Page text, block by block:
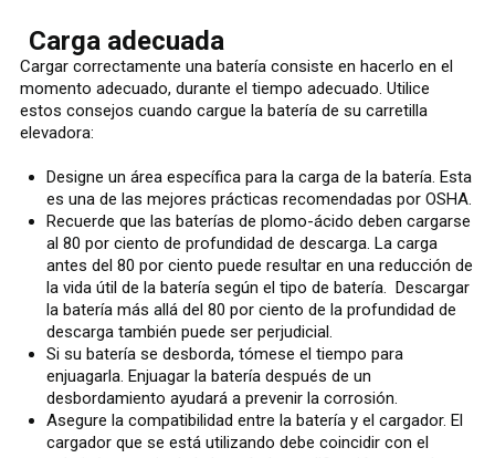
Carga adecuada
Cargar correctamente una batería consiste en hacerlo en el
momento adecuado, durante el tiempo adecuado. Utilice
estos consejos cuando cargue la batería de su carretilla
elevadora:
Designe un área específica para la carga de la batería. Esta
es una de las mejores prácticas recomendadas por OSHA.
Recuerde que las baterías de plomo-ácido deben cargarse
al 80 por ciento de profundidad de descarga. La carga
antes del 80 por ciento puede resultar en una reducción de
la vida útil de la batería según el tipo de batería. Descargar
la batería más allá del 80 por ciento de la profundidad de
descarga también puede ser perjudicial.
Si su batería se desborda, tómese el tiempo para
enjuagarla. Enjuagar la batería después de un
desbordamiento ayudará a prevenir la corrosión.
Asegure la compatibilidad entre la batería y el cargador. El
cargador que se está utilizando debe coincidir con el